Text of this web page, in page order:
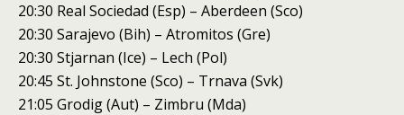
20:30 Real Sociedad (Esp) – Aberdeen (Sco)
20:30 Sarajevo (Bih) – Atromitos (Gre)
20:30 Stjarnan (Ice) – Lech (Pol)
20:45 St. Johnstone (Sco) – Trnava (Svk)
21:05 Grodig (Aut) – Zimbru (Mda)